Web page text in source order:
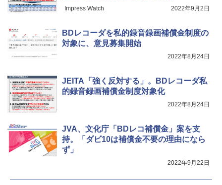
Impress Watch 2022年9月2日
BDレコーダを私的録音録画補償金制度の
対象に、意見募集開始
2022年8月24日
JEITA「強く反対する」。BDレコーダ私
的録音録画補償金制度対象化
2022年8月24日
JVA、文化庁「BDレコ補償金」案を支
持。「ダビ10は補償金不要の理由になら
ず」
2022年9月22日